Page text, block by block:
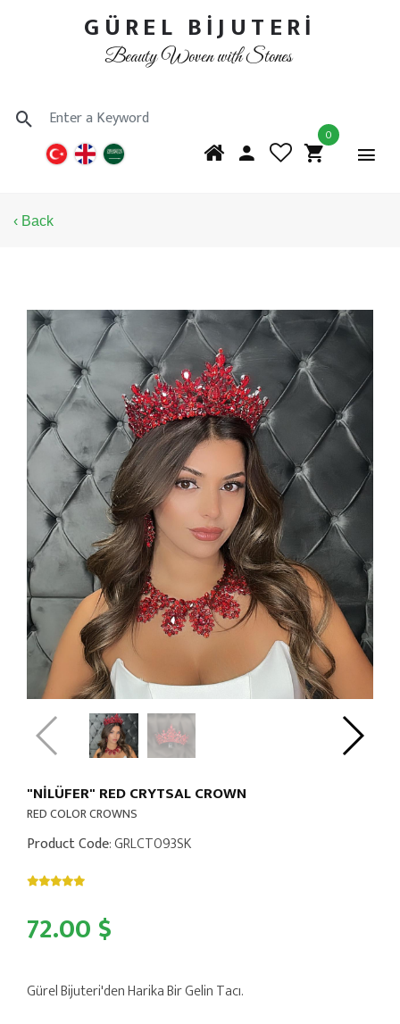
GÜREL BİJUTERİ
Beauty Woven with Stones
0
‹ Back
"NİLÜFER" RED CRYTSAL CROWN
RED COLOR CROWNS
Product Code: GRLCT093SK
72.00 $
Gürel Bijuteri'den Harika Bir Gelin Tacı.